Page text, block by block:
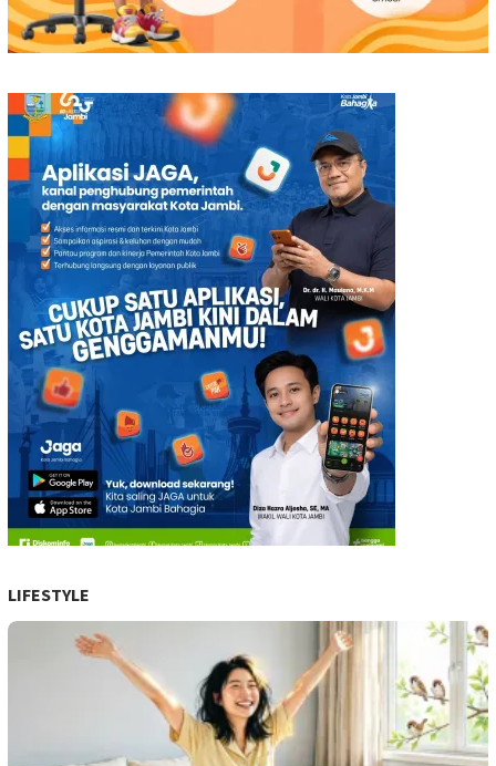
LIFESTYLE